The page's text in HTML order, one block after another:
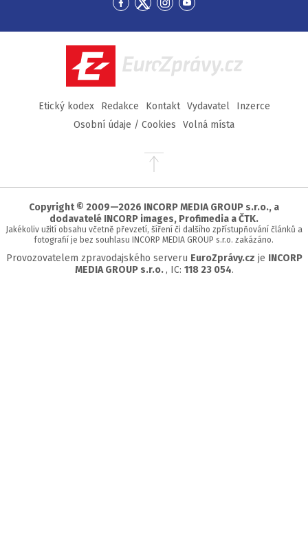
Přejít
Facebook
Přejít
Twitter
Přejít
Instagram
Přejít
YouTube
EuroZprávy.cz
Etický kodex Redakce Kontakt Vydavatel
Inzerce
Osobní údaje / Cookies
Volná místa
Přejít
stránky
Copyright © 2009—2026 INCORP MEDIA GROUP s.r.o., a
dodavatelé INCORP images, Profimedia a ČTK.
Jakékoliv užití obsahu včetně převzetí, šíření či dalšího zpřístupňování článků a
fotografií je bez souhlasu INCORP MEDIA GROUP s.r.o. zakázáno.
Provozovatelem zpravodajského serveru EuroZprávy.cz je INCORP
MEDIA GROUP s.r.o. , IC: 118 23 054.